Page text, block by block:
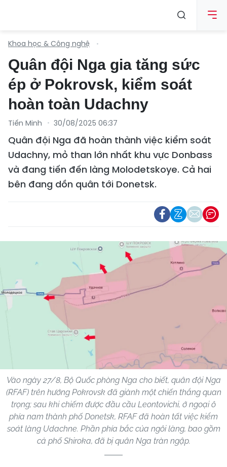
Khoa học & Công nghệ
Quân đội Nga gia tăng sức
ép ở Pokrovsk, kiểm soát
hoàn toàn Udachny
Tiến Minh 30/08/2025 06:37
Quân đội Nga đã hoàn thành việc kiểm soát
Udachny, mỏ than lớn nhất khu vực Donbass
và đang tiến đến làng Molodetskoye. Cả hai
bên đang dồn quân tới Donetsk.
Vào ngày 27/8, Bộ Quốc phòng Nga cho biết, quân đội Nga
(RFAF) trên hướng Pokrovsk đã giành một chiến thắng quan
trọng; sau khi chiếm được đầu cầu Leontovichi, ở ngoại ô
phía nam thành phố Donetsk, RFAF đã hoàn tất việc kiểm
soát làng Udachne. Phần phía bắc của ngôi làng, bao gồm
cả phố Shiroka, đã bị quân Nga tràn ngập.